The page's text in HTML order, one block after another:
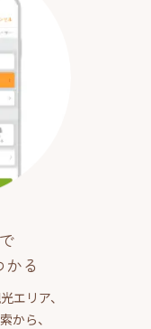
る
エリア、
から、